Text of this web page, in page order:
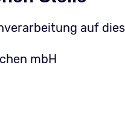
auf
mbH